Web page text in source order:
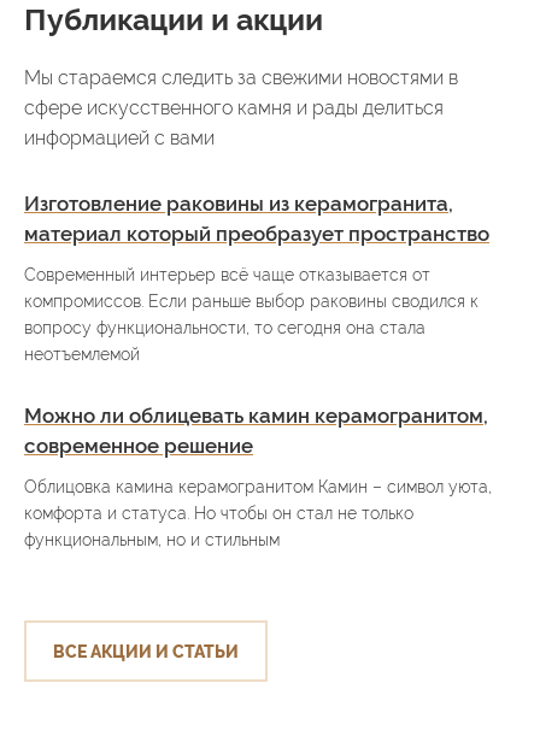
Публикации и акции
Мы стараемся следить за свежими новостями в
сфере искусственного камня и рады делиться
информацией с вами
Изготовление раковины из керамогранита,
материал который преобразует пространство
Современный интерьер всё чаще отказывается от
компромиссов. Если раньше выбор раковины сводился к
вопросу функциональности, то сегодня она стала
неотъемлемой
Можно ли облицевать камин керамогранитом,
современное решение
Облицовка камина керамогранитом Камин – символ уюта,
комфорта и статуса. Но чтобы он стал не только
функциональным, но и стильным
ВСЕ АКЦИИ И СТАТЬИ